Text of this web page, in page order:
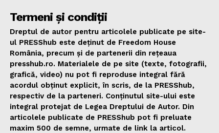
Termeni și condiții
Dreptul de autor pentru articolele publicate pe site-
ul PRESShub este deținut de Freedom House
România, precum și de partenerii din rețeaua
presshub.ro. Materialele de pe site (texte, fotografii,
grafică, video) nu pot fi reproduse integral fără
acordul obținut explicit, în scris, de la PRESShub,
respectiv de la parteneri. Conținutul site-ului este
integral protejat de Legea Dreptului de Autor. Din
articolele publicate de PRESShub pot fi preluate
maxim 500 de semne, urmate de link la articol.